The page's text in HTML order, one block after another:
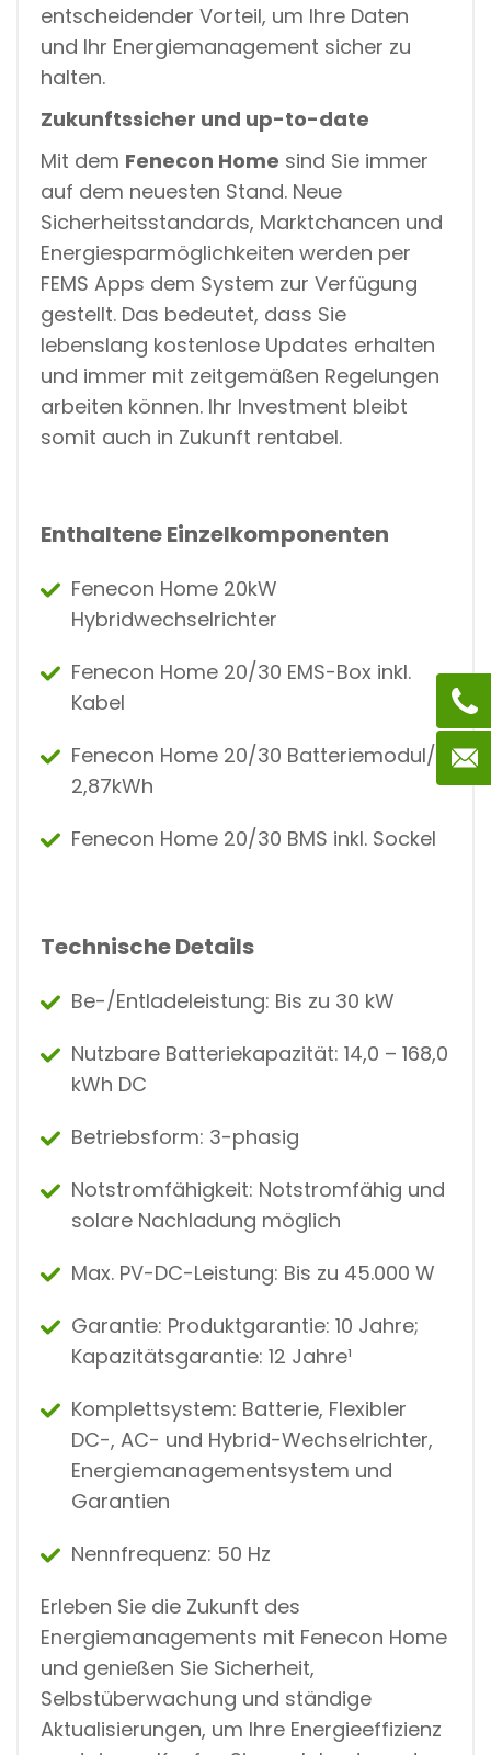
entscheidender Vorteil, um Ihre Daten
und Ihr Energiemanagement sicher zu
halten.
Zukunftssicher und up-to-date
Mit dem Fenecon Home sind Sie immer
auf dem neuesten Stand. Neue
Sicherheitsstandards, Marktchancen und
Energiesparmöglichkeiten werden per
FEMS Apps dem System zur Verfügung
gestellt. Das bedeutet, dass Sie
lebenslang kostenlose Updates erhalten
und immer mit zeitgemäßen Regelungen
arbeiten können. Ihr Investment bleibt
somit auch in Zukunft rentabel.
Enthaltene Einzelkomponenten
Fenecon Home 20kW
Hybridwechselrichter
Fenecon Home 20/30 EMS-Box inkl.
Kabel
Fenecon Home 20/30 Batteriemodul/e
2,87kWh
Fenecon Home 20/30 BMS inkl. Sockel
Technische Details
Be-/Entladeleistung: Bis zu 30 kW
Nutzbare Batteriekapazität: 14,0 – 168,0
kWh DC
Betriebsform: 3-phasig
Notstromfähigkeit: Notstromfähig und
solare Nachladung möglich
Max. PV-DC-Leistung: Bis zu 45.000 W
Garantie: Produktgarantie: 10 Jahre;
Kapazitätsgarantie: 12 Jahre¹
Komplettsystem: Batterie, Flexibler
DC-, AC- und Hybrid-Wechselrichter,
Energiemanagementsystem und
Garantien
Nennfrequenz: 50 Hz
Erleben Sie die Zukunft des
Energiemanagements mit Fenecon Home
und genießen Sie Sicherheit,
Selbstüberwachung und ständige
Aktualisierungen, um Ihre Energieeffizienz